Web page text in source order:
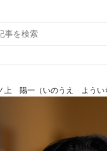
上 陽一（いのうえ ようい